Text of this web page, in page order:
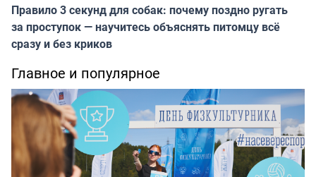
Правило 3 секунд для собак: почему поздно ругать
за проступок — научитесь объяснять питомцу всё
сразу и без криков
Главное и популярное